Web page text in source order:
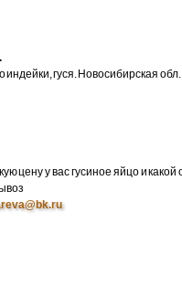
гуся. Новосибирская
цену у вас гусиное яйцо и